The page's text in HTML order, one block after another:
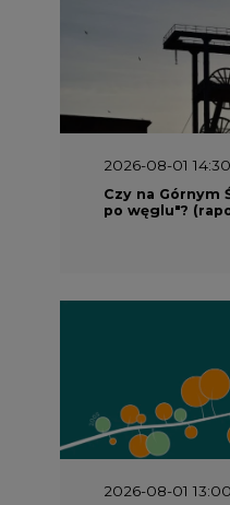
2026-08-01 13:00
Wyszedł
klimatu w
2026-07-09 10:30